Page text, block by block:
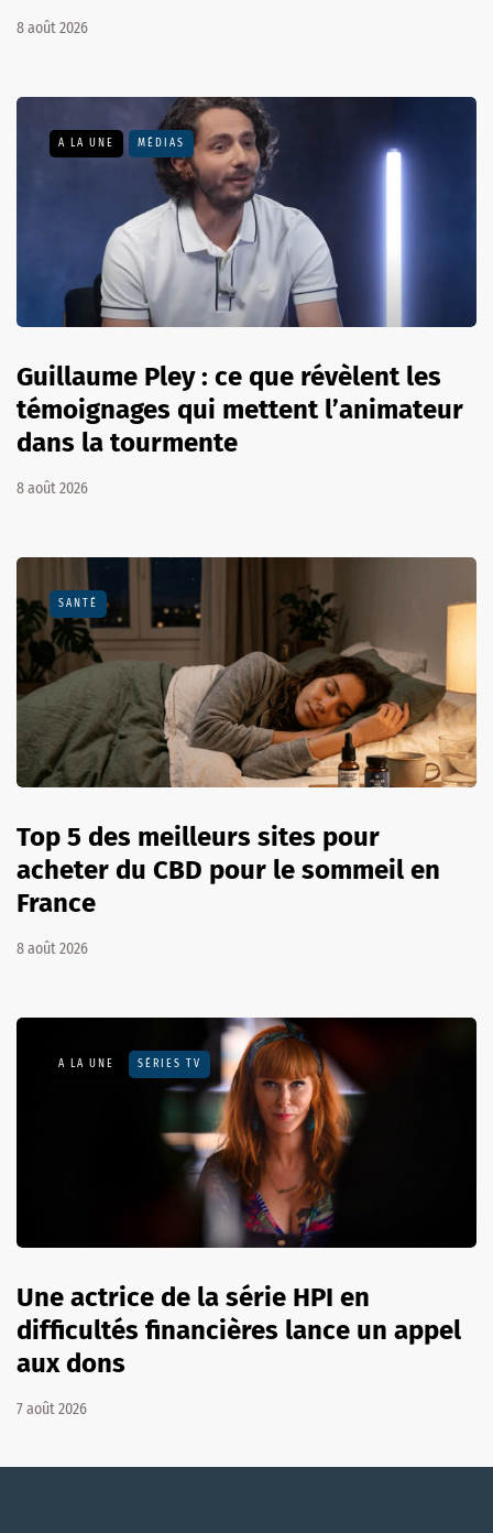
8 août 2026
A LA UNE MÉDIAS
Guillaume Pley : ce que révèlent les
témoignages qui mettent l’animateur
dans la tourmente
8 août 2026
SANTÉ
Top 5 des meilleurs sites pour
acheter du CBD pour le sommeil en
France
8 août 2026
A LA UNE SÉRIES TV
Une actrice de la série HPI en
difficultés financières lance un appel
aux dons
7 août 2026